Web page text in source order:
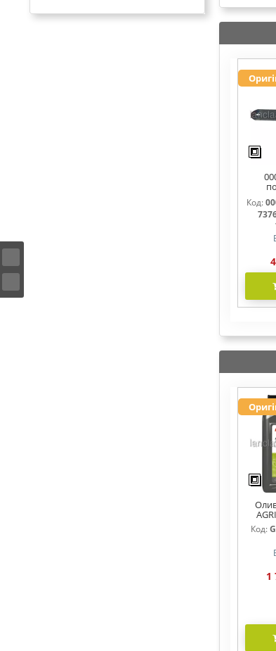
Код:
Код:
1